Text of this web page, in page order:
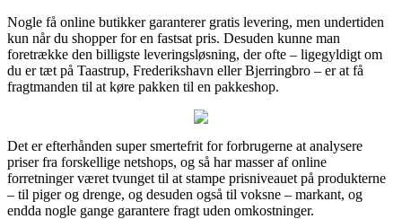
Nogle få online butikker garanterer gratis levering, men undertiden
kun når du shopper for en fastsat pris. Desuden kunne man
foretrække den billigste leveringsløsning, der ofte – ligegyldigt om
du er tæt på Taastrup, Frederikshavn eller Bjerringbro – er at få
fragtmanden til at køre pakken til en pakkeshop.
Det er efterhånden super smertefrit for forbrugerne at analysere
priser fra forskellige netshops, og så har masser af online
forretninger været tvunget til at stampe prisniveauet på produkterne
– til piger og drenge, og desuden også til voksne – markant, og
endda nogle gange garantere fragt uden omkostninger.